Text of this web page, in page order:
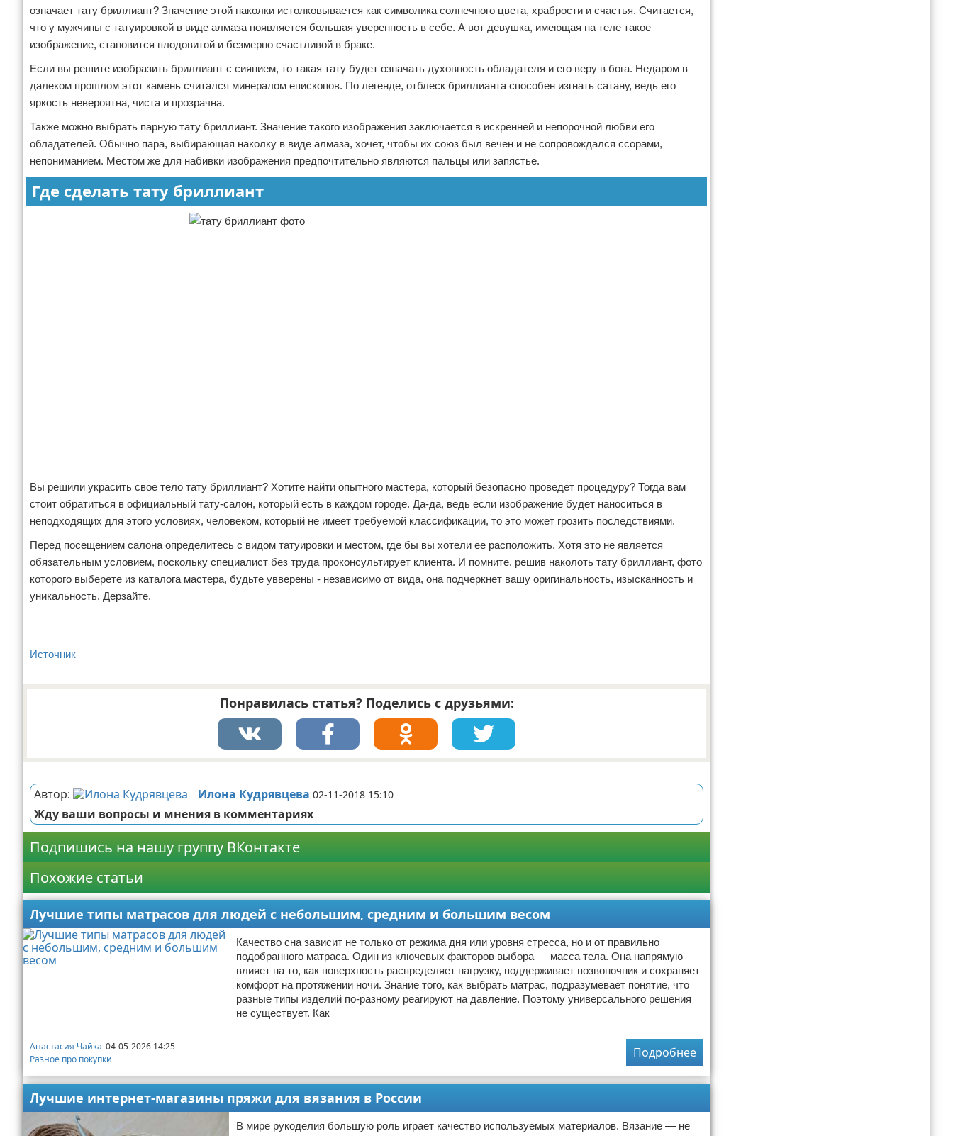
означает тату бриллиант? Значение этой наколки истолковывается как символика солнечного цвета, храбрости и счастья. Считается,
что у мужчины с татуировкой в виде алмаза появляется большая уверенность в себе. А вот девушка, имеющая на теле такое
изображение, становится плодовитой и безмерно счастливой в браке.
Если вы решите изобразить бриллиант с сиянием, то такая тату будет означать духовность обладателя и его веру в бога. Недаром в
далеком прошлом этот камень считался минералом епископов. По легенде, отблеск бриллианта способен изгнать сатану, ведь его
яркость невероятна, чиста и прозрачна.
Также можно выбрать парную тату бриллиант. Значение такого изображения заключается в искренней и непорочной любви его
обладателей. Обычно пара, выбирающая наколку в виде алмаза, хочет, чтобы их союз был вечен и не сопровождался ссорами,
непониманием. Местом же для набивки изображения предпочтительно являются пальцы или запястье.
Где сделать тату бриллиант
Вы решили украсить свое тело тату бриллиант? Хотите найти опытного мастера, который безопасно проведет процедуру? Тогда вам
стоит обратиться в официальный тату-салон, который есть в каждом городе. Да-да, ведь если изображение будет наноситься в
неподходящих для этого условиях, человеком, который не имеет требуемой классификации, то это может грозить последствиями.
Перед посещением салона определитесь с видом татуировки и местом, где бы вы хотели ее расположить. Хотя это не является
обязательным условием, поскольку специалист без труда проконсультирует клиента. И помните, решив наколоть тату бриллиант, фото
которого выберете из каталога мастера, будьте увверены - независимо от вида, она подчеркнет вашу оригинальность, изысканность и
уникальность. Дерзайте.
Источник
Понравилась статья? Поделись с друзьями:
Автор: Илона Кудрявцева 02-11-2018 15:10
Жду ваши вопросы и мнения в комментариях
Подпишись на нашу группу ВКонтакте
Похожие статьи
Лучшие типы матрасов для людей с небольшим, средним и большим весом
Качество сна зависит не только от режима дня или уровня стресса, но и от правильно
подобранного матраса. Один из ключевых факторов выбора — масса тела. Она напрямую
влияет на то, как поверхность распределяет нагрузку, поддерживает позвоночник и сохраняет
комфорт на протяжении ночи. Знание того, как выбрать матрас, подразумевает понятие, что
разные типы изделий по-разному реагируют на давление. Поэтому универсального решения
не существует. Как
Анастасия Чайка 04-05-2026 14:25
Разное про покупки
Подробнее
Лучшие интернет-магазины пряжи для вязания в России
В мире рукоделия большую роль играет качество используемых материалов. Вязание — не